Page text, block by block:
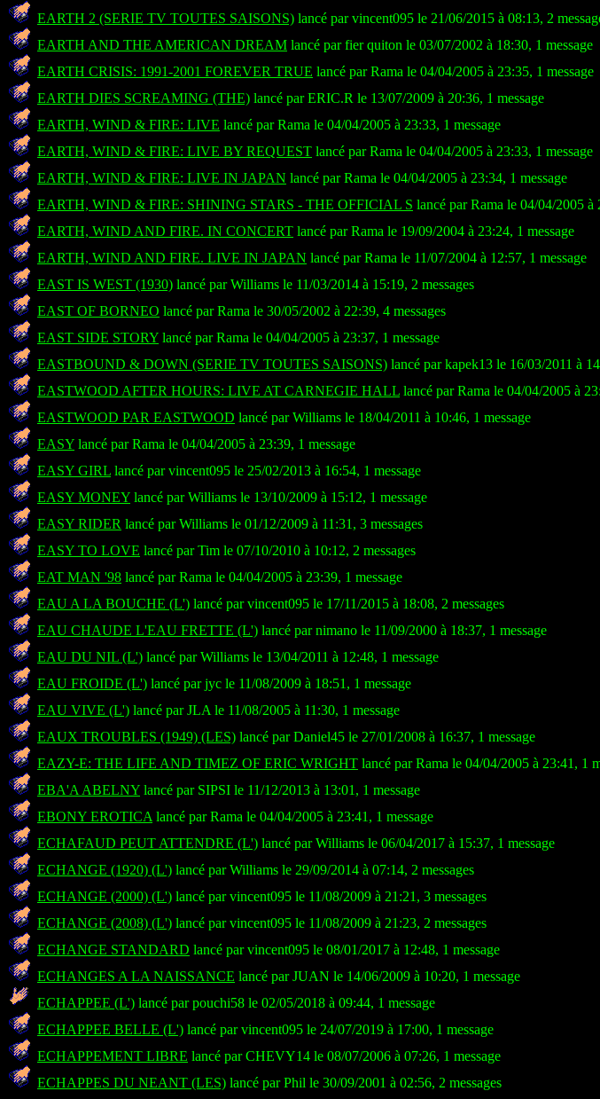
EARTH 2 (SERIE TV TOUTES SAISONS) lancé par vincent095 le 21/06/2015 à 08:13, 2
EARTH AND THE AMERICAN DREAM lancé par fier quiton le 03/07/2002 à 18:30, 1 message
EARTH CRISIS: 1991-2001 FOREVER TRUE lancé par Rama le 04/04/2005 à 23:35, 1 message
EARTH DIES SCREAMING (THE) lancé par ERIC.R le 13/07/2009 à 20:36, 1 message
EARTH, WIND & FIRE: LIVE lancé par Rama le 04/04/2005 à 23:33, 1 message
EARTH, WIND & FIRE: LIVE BY REQUEST lancé par Rama le 04/04/2005 à 23:33, 1 message
EARTH, WIND & FIRE: LIVE IN JAPAN lancé par Rama le 04/04/2005 à 23:34, 1 message
EARTH, WIND & FIRE: SHINING STARS - THE OFFICIAL S lancé par Rama le 04/04/2005 à
EARTH, WIND AND FIRE. IN CONCERT lancé par Rama le 19/09/2004 à 23:24, 1 message
EARTH, WIND AND FIRE. LIVE IN JAPAN lancé par Rama le 11/07/2004 à 12:57, 1 message
EAST IS WEST (1930) lancé par Williams le 11/03/2014 à 15:19, 2 messages
EAST OF BORNEO lancé par Rama le 30/05/2002 à 22:39, 4 messages
EAST SIDE STORY lancé par Rama le 04/04/2005 à 23:37, 1 message
EASTBOUND & DOWN (SERIE TV TOUTES SAISONS) lancé par kapek13 le 16/03/2011 à
EASTWOOD AFTER HOURS: LIVE AT CARNEGIE HALL lancé par Rama le 04/04/2005 à
EASTWOOD PAR EASTWOOD lancé par Williams le 18/04/2011 à 10:46, 1 message
EASY lancé par Rama le 04/04/2005 à 23:39, 1 message
EASY GIRL lancé par vincent095 le 25/02/2013 à 16:54, 1 message
EASY MONEY lancé par Williams le 13/10/2009 à 15:12, 1 message
EASY RIDER lancé par Williams le 01/12/2009 à 11:31, 3 messages
EASY TO LOVE lancé par Tim le 07/10/2010 à 10:12, 2 messages
EAT MAN '98 lancé par Rama le 04/04/2005 à 23:39, 1 message
EAU A LA BOUCHE (L') lancé par vincent095 le 17/11/2015 à 18:08, 2 messages
EAU CHAUDE L'EAU FRETTE (L') lancé par nimano le 11/09/2000 à 18:37, 1 message
EAU DU NIL (L') lancé par Williams le 13/04/2011 à 12:48, 1 message
EAU FROIDE (L') lancé par jyc le 11/08/2009 à 18:51, 1 message
EAU VIVE (L') lancé par JLA le 11/08/2005 à 11:30, 1 message
EAUX TROUBLES (1949) (LES) lancé par Daniel45 le 27/01/2008 à 16:37, 1 message
EAZY-E: THE LIFE AND TIMEZ OF ERIC WRIGHT lancé par Rama le 04/04/2005 à 23:41, 1
EBA'A ABELNY lancé par SIPSI le 11/12/2013 à 13:01, 1 message
EBONY EROTICA lancé par Rama le 04/04/2005 à 23:41, 1 message
ECHAFAUD PEUT ATTENDRE (L') lancé par Williams le 06/04/2017 à 15:37, 1 message
ECHANGE (1920) (L') lancé par Williams le 29/09/2014 à 07:14, 2 messages
ECHANGE (2000) (L') lancé par vincent095 le 11/08/2009 à 21:21, 3 messages
ECHANGE (2008) (L') lancé par vincent095 le 11/08/2009 à 21:23, 2 messages
ECHANGE STANDARD lancé par vincent095 le 08/01/2017 à 12:48, 1 message
ECHANGES A LA NAISSANCE lancé par JUAN le 14/06/2009 à 10:20, 1 message
ECHAPPEE (L') lancé par pouchi58 le 02/05/2018 à 09:44, 1 message
ECHAPPEE BELLE (L') lancé par vincent095 le 24/07/2019 à 17:00, 1 message
ECHAPPEMENT LIBRE lancé par CHEVY14 le 08/07/2006 à 07:26, 1 message
ECHAPPES DU NEANT (LES) lancé par Phil le 30/09/2001 à 02:56, 2 messages